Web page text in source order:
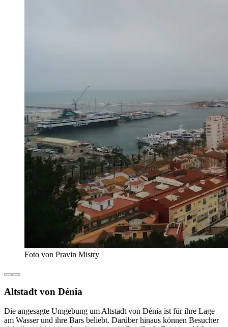
Foto von Pravin Mistry
Altstadt von Dénia
Die angesagte Umgebung um Altstadt von Dénia ist für ihre Lage
am Wasser und ihre Bars beliebt. Darüber hinaus können Besucher